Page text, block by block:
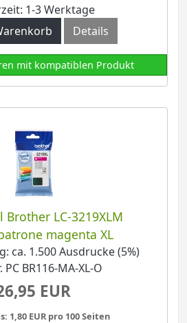
1-3 Werktage
Details
mit kompatiblen Produkt
Brother LC-3219XLM
magenta XL
ca. 1.500 Ausdrucke (5%)
PC BR116-MA-XL-O
EUR
1,80 EUR pro 100 Seiten